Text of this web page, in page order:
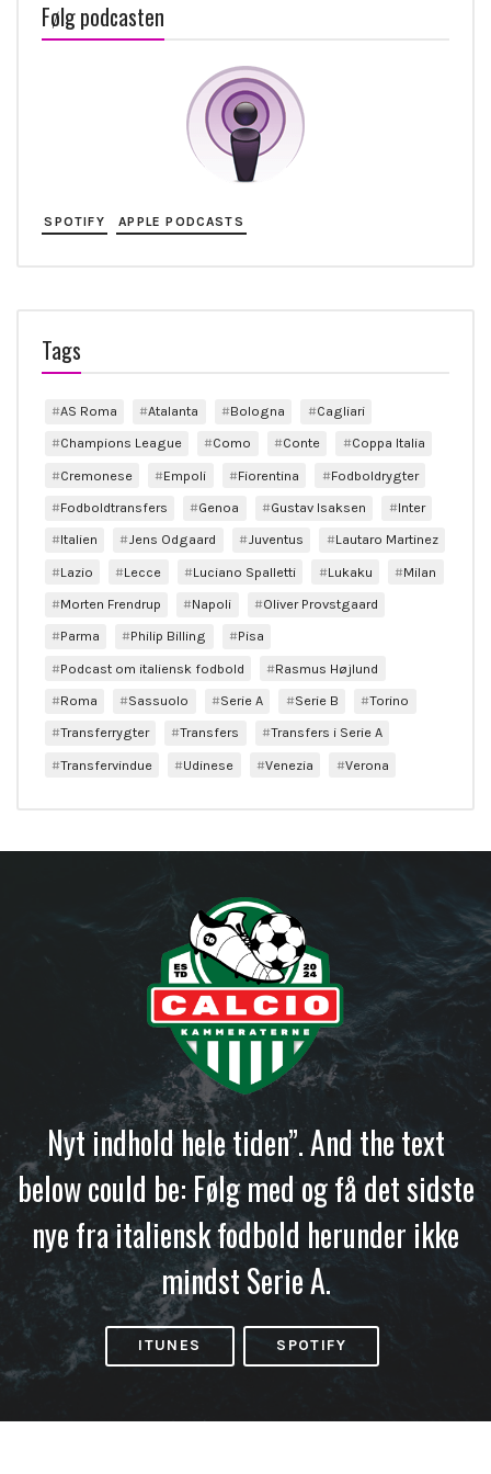
Følg podcasten
SPOTIFY APPLE PODCASTS
Tags
AS Roma Atalanta Bologna
Cagliari
Champions League
Como Conte
Coppa Italia
Cremonese
Empoli Fiorentina
Fodboldrygter
Fodboldtransfers
Genoa Gustav Isaksen
Inter
Italien
Jens Odgaard Juventus
Lautaro Martinez
Lazio
Lecce Luciano Spalletti Lukaku
Milan
Morten Frendrup
Napoli
Oliver Provstgaard
Parma
Philip Billing
Pisa
Podcast om italiensk fodbold
Rasmus Højlund
Roma
Sassuolo Serie A Serie B
Torino
Transferrygter
Transfers
Transfers i Serie A
Transfervindue
Udinese Venezia Verona
Nyt indhold hele tiden”. And the text
below could be: Følg med og få det sidste
nye fra italiensk fodbold herunder ikke
mindst Serie A.
ITUNES SPOTIFY